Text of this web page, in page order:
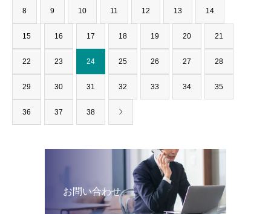
8 9 10 11 12 13 14
15 16 17 18 19 20 21
22 23 24 25 26 27 28
29 30 31 32 33 34 35
36 37 38
お問い合わせ